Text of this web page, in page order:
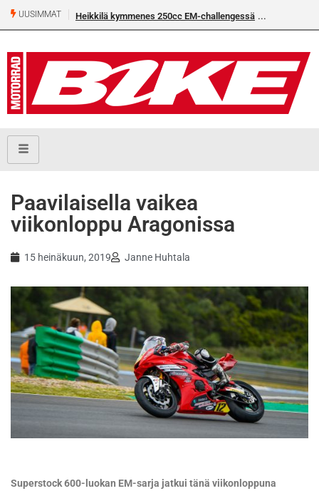
UUSIMMAT Heikkilä kymmenes 250cc EM-challengessä
Paavilaisella vaikea
viikonloppu Aragonissa
15 heinäkuun, 2019 Janne Huhtala
Superstock 600-luokan EM-sarja jatkui tänä viikonloppuna